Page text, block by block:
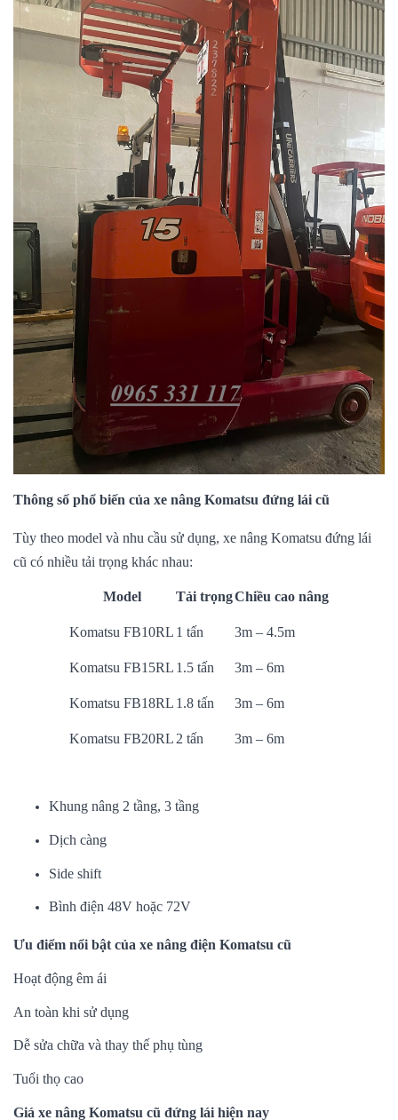
Thông số phổ biến của xe nâng Komatsu đứng lái cũ
Tùy theo model và nhu cầu sử dụng, xe nâng Komatsu đứng lái
cũ có nhiều tải trọng khác nhau:
Model Tải trọngChiều cao nâng
Komatsu FB10RL 1 tấn 3m – 4.5m
Komatsu FB15RL 1.5 tấn 3m – 6m
Komatsu FB18RL 1.8 tấn 3m – 6m
Komatsu FB20RL 2 tấn 3m – 6m
Khung nâng 2 tầng, 3 tầng
Dịch càng
Side shift
Bình điện 48V hoặc 72V
Ưu điểm nổi bật của xe nâng điện Komatsu cũ
Hoạt động êm ái
An toàn khi sử dụng
Dễ sửa chữa và thay thế phụ tùng
Tuổi thọ cao
Giá xe nâng Komatsu cũ đứng lái hiện nay